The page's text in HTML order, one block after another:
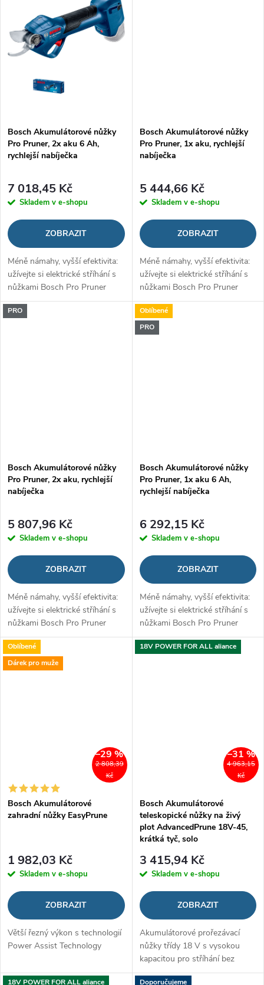
Bosch Akumulátorové nůžky
Pro Pruner, 2x aku 6 Ah,
rychlejší nabíječka
7 018,45 Kč
Skladem v e-shopu
ZOBRAZIT
Méně námahy, vyšší efektivita:
užívejte si elektrické stříhání s
nůžkami Bosch Pro Pruner
Bosch Akumulátorové nůžky
Pro Pruner, 1x aku, rychlejší
nabíječka
5 444,66 Kč
Skladem v e-shopu
ZOBRAZIT
Méně námahy, vyšší efektivita:
užívejte si elektrické stříhání s
nůžkami Bosch Pro Pruner
PRO
Bosch Akumulátorové nůžky
Pro Pruner, 2x aku, rychlejší
nabíječka
5 807,96 Kč
Skladem v e-shopu
ZOBRAZIT
Méně námahy, vyšší efektivita:
užívejte si elektrické stříhání s
nůžkami Bosch Pro Pruner
Oblíbené
PRO
Bosch Akumulátorové nůžky
Pro Pruner, 1x aku 6 Ah,
rychlejší nabíječka
6 292,15 Kč
Skladem v e-shopu
ZOBRAZIT
Méně námahy, vyšší efektivita:
užívejte si elektrické stříhání s
nůžkami Bosch Pro Pruner
Oblíbené
Dárek pro muže
2 808,39
Kč
–29 %
Bosch Akumulátorové
zahradní nůžky EasyPrune
1 982,03 Kč
Skladem v e-shopu
ZOBRAZIT
Větší řezný výkon s technologií
Power Assist Technology
18V POWER FOR ALL aliance
4 963,15
Kč
–31 %
Bosch Akumulátorové
teleskopické nůžky na živý
plot AdvancedPrune 18V-45,
krátká tyč, solo
3 415,94 Kč
Skladem v e-shopu
ZOBRAZIT
Akumulátorové prořezávací
nůžky třídy 18 V s vysokou
kapacitou pro stříhání bez
námahy
18V POWER FOR ALL aliance Doporučujeme